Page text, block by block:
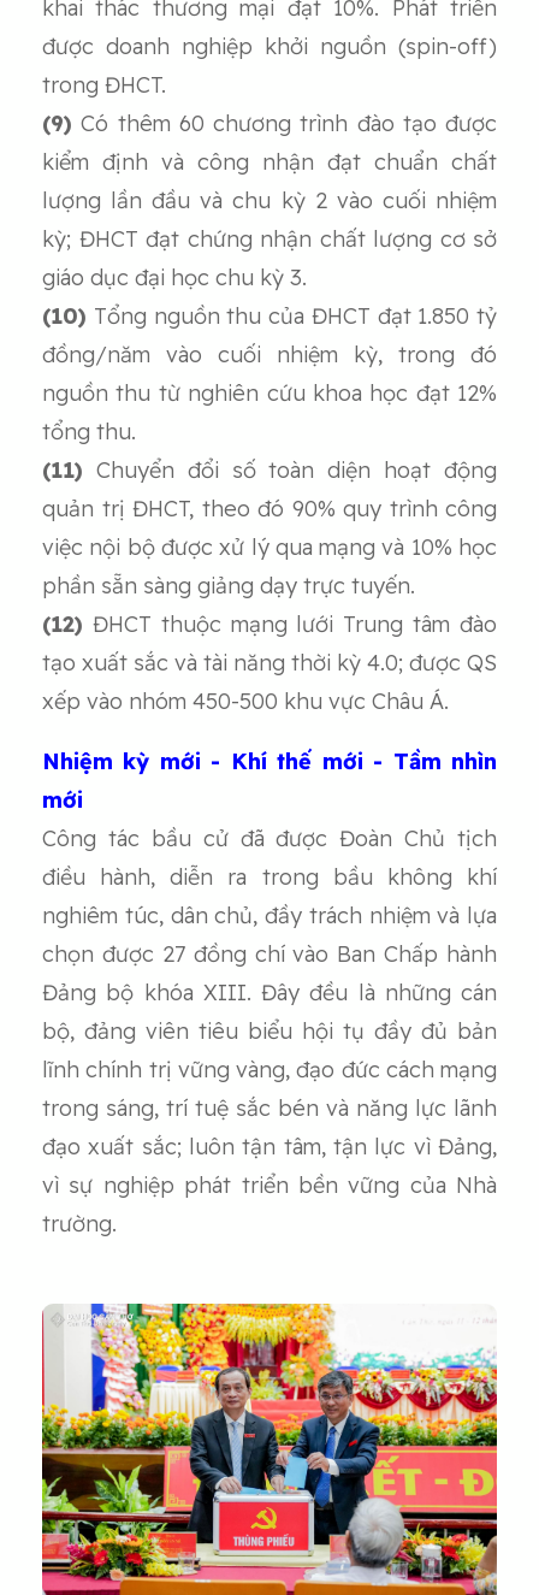
khai thác thương mại đạt 10%. Phát triển
được doanh nghiệp khởi nguồn (spin-off)
trong ĐHCT.
(9) Có thêm 60 chương trình đào tạo được
kiểm định và công nhận đạt chuẩn chất
lượng lần đầu và chu kỳ 2 vào cuối nhiệm
kỳ; ĐHCT đạt chứng nhận chất lượng cơ sở
giáo dục đại học chu kỳ 3.
(10) Tổng nguồn thu của ĐHCT đạt 1.850 tỷ
đồng/năm vào cuối nhiệm kỳ, trong đó
nguồn thu từ nghiên cứu khoa học đạt 12%
tổng thu.
(11) Chuyển đổi số toàn diện hoạt động
quản trị ĐHCT, theo đó 90% quy trình công
việc nội bộ được xử lý qua mạng và 10% học
phần sẵn sàng giảng dạy trực tuyến.
(12) ĐHCT thuộc mạng lưới Trung tâm đào
tạo xuất sắc và tài năng thời kỳ 4.0; được QS
xếp vào nhóm 450-500 khu vực Châu Á.
Nhiệm kỳ mới - Khí thế mới - Tầm nhìn
mới
Công tác bầu cử đã được Đoàn Chủ tịch
điều hành, diễn ra trong bầu không khí
nghiêm túc, dân chủ, đầy trách nhiệm và lựa
chọn được 27 đồng chí vào Ban Chấp hành
Đảng bộ khóa XIII. Đây đều là những cán
bộ, đảng viên tiêu biểu hội tụ đầy đủ bản
lĩnh chính trị vững vàng, đạo đức cách mạng
trong sáng, trí tuệ sắc bén và năng lực lãnh
đạo xuất sắc; luôn tận tâm, tận lực vì Đảng,
vì sự nghiệp phát triển bền vững của Nhà
trường.